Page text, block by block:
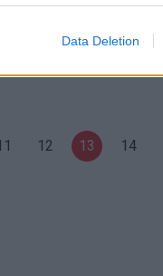
Data Deletion
žmonės čia voliojasi
12 13 14